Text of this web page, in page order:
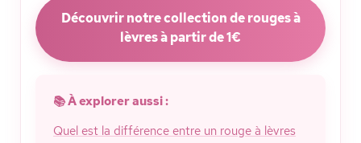
Découvrir notre collection de rouges à
lèvres à partir de 1€
📚 À explorer aussi :
Quel est la différence entre un rouge à lèvres